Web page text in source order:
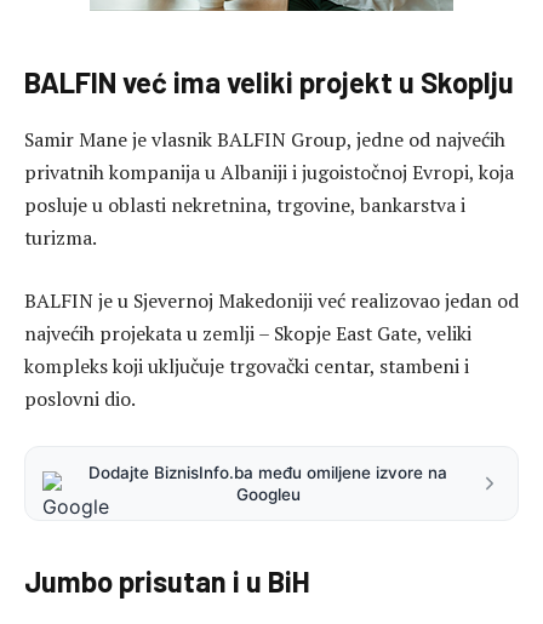
BALFIN već ima veliki projekt u Skoplju
Samir Mane je vlasnik BALFIN Group, jedne od najvećih
privatnih kompanija u Albaniji i jugoistočnoj Evropi, koja
posluje u oblasti nekretnina, trgovine, bankarstva i
turizma.
BALFIN je u Sjevernoj Makedoniji već realizovao jedan od
najvećih projekata u zemlji – Skopje East Gate, veliki
kompleks koji uključuje trgovački centar, stambeni i
poslovni dio.
Dodajte BiznisInfo.ba među omiljene izvore na
Googleu
Jumbo prisutan i u BiH